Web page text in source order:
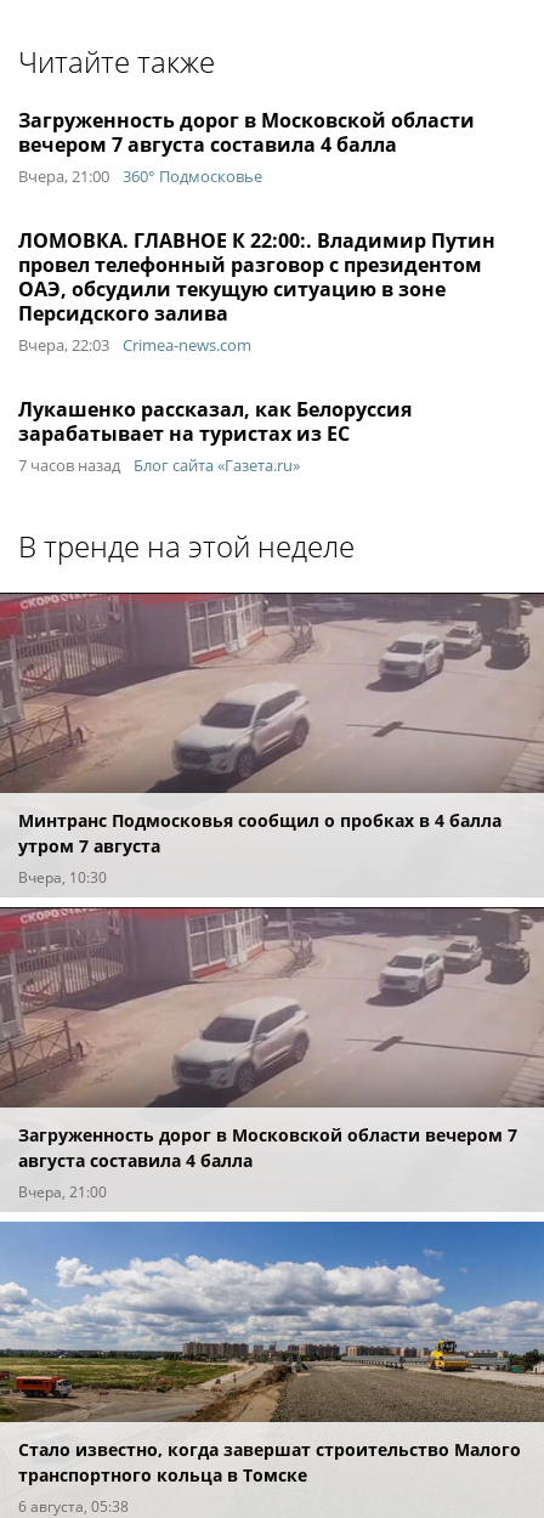
Читайте также
Загруженность дорог в Московской области
вечером 7 августа составила 4 балла
Вчера, 21:00 360° Подмосковье
ЛОМОВКА. ГЛАВНОЕ К 22:00:. Владимир Путин
провел телефонный разговор с президентом
ОАЭ, обсудили текущую ситуацию в зоне
Персидского залива
Вчера, 22:03 Crimea-news.com
Лукашенко рассказал, как Белоруссия
зарабатывает на туристах из ЕС
7 часов назад Блог сайта «Газета.ru»
В тренде на этой неделе
Минтранс Подмосковья сообщил о пробках в 4 балла
утром 7 августа
Вчера, 10:30
Загруженность дорог в Московской области вечером 7
августа составила 4 балла
Вчера, 21:00
Стало известно, когда завершат строительство Малого
транспортного кольца в Томске
6 августа, 05:38